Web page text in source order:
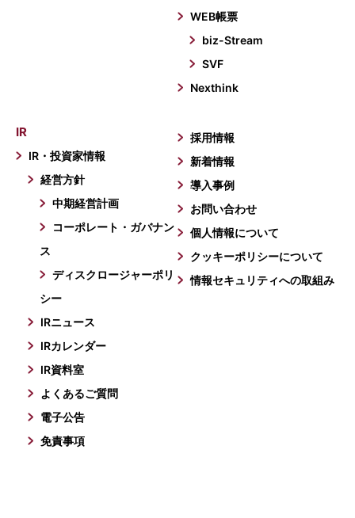
WEB帳票
biz-Stream
SVF
Nexthink
IR
IR・投資家情報
経営方針
中期経営計画
コーポレート・ガバナン
ス
ディスクロージャーポリ
シー
IRニュース
IRカレンダー
IR資料室
よくあるご質問
電子公告
免責事項
採用情報
新着情報
導入事例
お問い合わせ
個人情報について
クッキーポリシーについて
情報セキュリティへの取組み